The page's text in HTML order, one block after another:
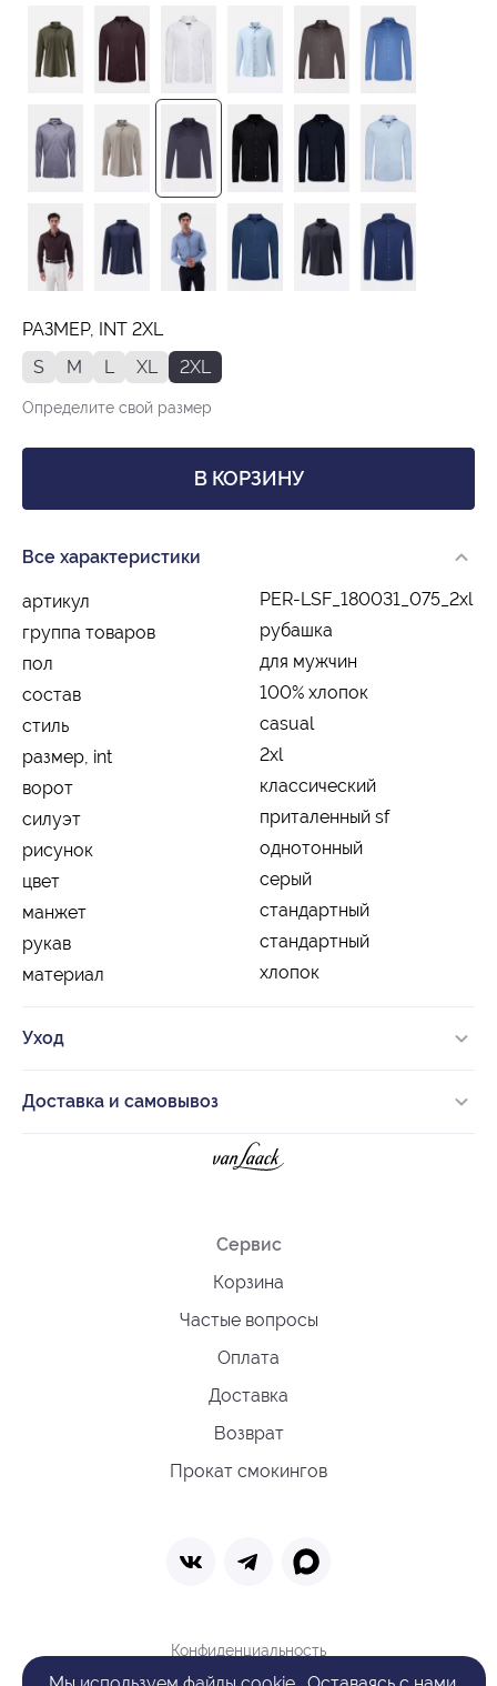
РАЗМЕР, INT 2XL
S
M L XL 2XL
Определите свой размер
В КОРЗИНУ
Все характеристики
артикул
PER-LSF_180031_075_2xl
группа товаров
рубашка
пол
для мужчин
состав
100% хлопок
стиль
casual
размер, int
2xl
ворот
классический
силуэт
приталенный sf
рисунок
однотонный
цвет
серый
манжет
стандартный
рукав
стандартный
материал
хлопок
Уход
Доставка и самовывоз
Сервис
Корзина
Частые вопросы
Оплата
Доставка
Возврат
Прокат смокингов
Конфиденциальность
Политика обработки cookie